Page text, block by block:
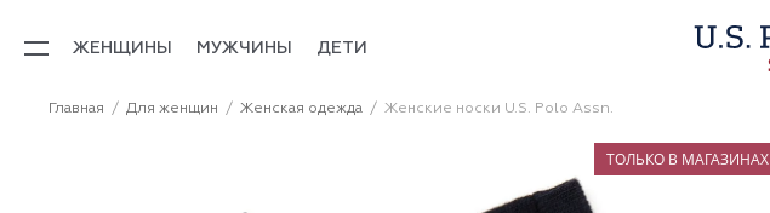
ЖЕНЩИНЫ МУЖЧИНЫ ДЕТИ
Главная Для женщин Женская одежда Женские носки U.S. Polo Assn.
ТОЛЬКО В МАГАЗИНАХ